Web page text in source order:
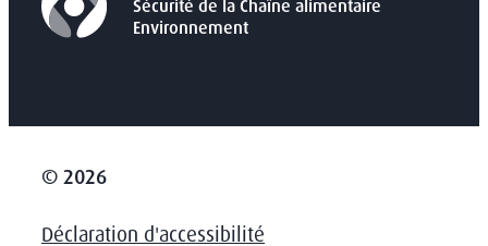
Sécurité de la Chaîne alimentaire
Environnement
© 2026
Déclaration d'accessibilité